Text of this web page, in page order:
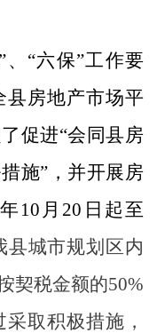
“六保”工作要
县房地产市场平
促进“会同县房
施”，并开展房
年 10 月 20 日起至
县城市规划区内
契税金额的50%
取积极措施，